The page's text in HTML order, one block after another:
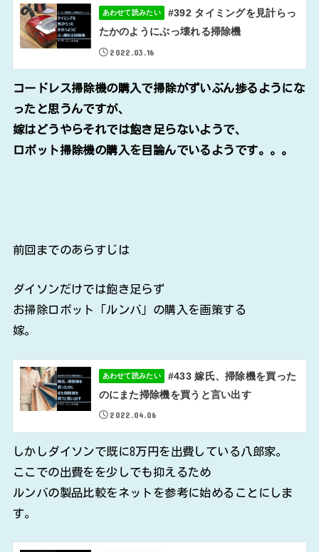
あわせて読みたい
#392 タイミングを見計らっ
たかのようにぶっ壊れる掃除機
2022.03.16
コードレス掃除機の購入で掃除がずいぶん捗るようにな
ったと思うんですが、
嫁はどうやらそれでは飽き足らないようで、
ロボット掃除機の購入を目論んでいるようです。。。
前回までのあらすじは
ダイソンだけでは飽き足らず
お掃除ロボット「ルンバ」の購入を画策する
嫁。
あわせて読みたい
#433 嫁氏、掃除機を買った
のにまた掃除機を買うと言い出す
2022.04.06
しかしダイソンで既に8万円を出費している八郎家。
ここでの出費をを少しでも抑えるため
ルンバの製品比較をネットを参考に始めることにしま
す。